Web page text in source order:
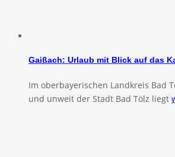
Gaißach: Urlaub mit Blick auf das
Im oberbayerischen Landkreis Bad
und unweit der Stadt Bad Tölz liegt